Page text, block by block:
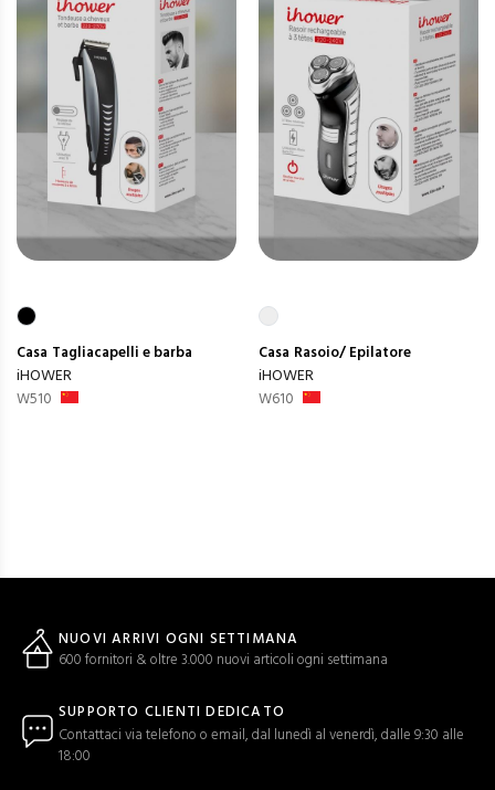
Casa Tagliacapelli e barba
iHOWER
W510
Casa Rasoio/ Epilatore
iHOWER
W610
NUOVI ARRIVI OGNI SETTIMANA
600 fornitori & oltre 3.000 nuovi articoli ogni settimana
SUPPORTO CLIENTI DEDICATO
Contattaci via telefono o email, dal lunedì al venerdì, dalle 9:30 alle
18:00